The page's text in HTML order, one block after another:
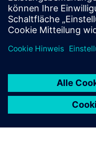
Solutions für die